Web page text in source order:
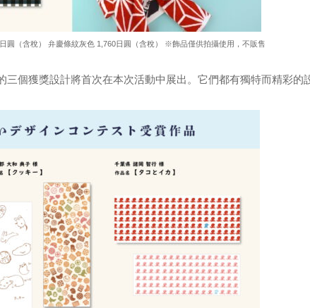
圓（含稅） 弁慶條紋灰色 1,760日圓（含稅） ※飾品僅供拍攝使用，不販售
三個獲獎設計將首次在本次活動中展出。它們都有獨特而精彩的